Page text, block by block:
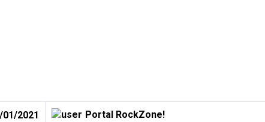
01/2021 Portal RockZone!